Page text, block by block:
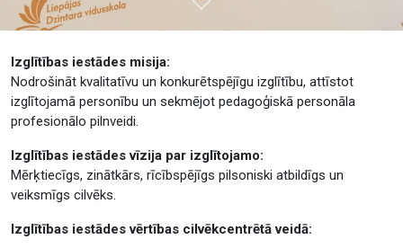
Tālāk
Izglītības iestādes misija:
Nodrošināt kvalitatīvu un konkurētspējīgu izglītību, attīstot
izglītojamā personību un sekmējot pedagoģiskā personāla
profesionālo pilnveidi.
Izglītības iestādes vīzija par izglītojamo:
Mērķtiecīgs, zinātkārs, rīcībspējīgs pilsoniski atbildīgs un
veiksmīgs cilvēks.
Izglītības iestādes vērtības cilvēkcentrētā veidā: